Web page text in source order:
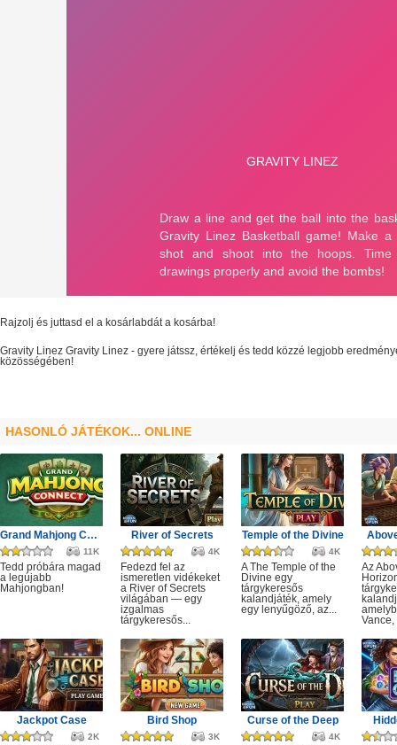
Rajzolj és juttasd el a kosárlabdát a kosárba!
Gravity Linez - gyere játssz, értékelj és tedd közzé legjobb
Gravity Linez
közösségében!
HASONLÓ JÁTÉKOK... ONLINE
Grand Mahjong Connect
11K
Tedd próbára magad
a legújabb
Mahjongban!
River of Secrets
4K
Fedezd fel az
ismeretlen vidékeket
a River of Secrets
világában — egy
izgalmas
tárgykeresős...
Temple of the Divine
4K
A The Temple of the
Divine egy
tárgykeresős
kalandjáték, amely
egy lenyűgöző, az...
Az
Vance,
Jackpot Case
2K
Bird Shop
3K
Curse of the Deep
4K